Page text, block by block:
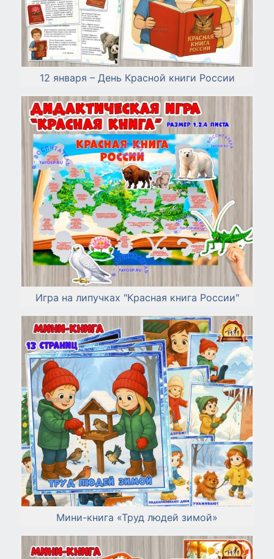
12 января – День Красной книги России
Игра на липучках "Красная книга России"
Мини-книга «Труд людей зимой»